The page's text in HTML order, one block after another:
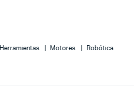
Herramientas Motores Robótica